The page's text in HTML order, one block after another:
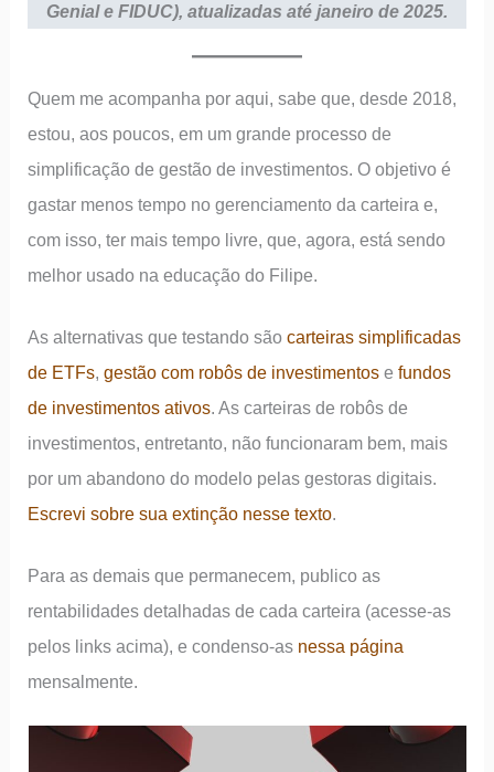
Genial e FIDUC), atualizadas até janeiro de 2025.
Quem me acompanha por aqui, sabe que, desde 2018,
estou, aos poucos, em um grande processo de
simplificação de gestão de investimentos. O objetivo é
gastar menos tempo no gerenciamento da carteira e,
com isso, ter mais tempo livre, que, agora, está sendo
melhor usado na educação do Filipe.
As alternativas que testando sãocarteiras simplificadas
de ETFs,gestão com robôs de investimentos efundos
de investimentos ativos. As carteiras de robôs de
investimentos, entretanto, não funcionaram bem, mais
por um abandono do modelo pelas gestoras digitais.
Escrevi sobre sua extinção nesse texto.
Para as demais que permanecem, publico as
rentabilidades detalhadas de cada carteira (acesse-as
pelos links acima), e condenso-as nessa página
mensalmente.